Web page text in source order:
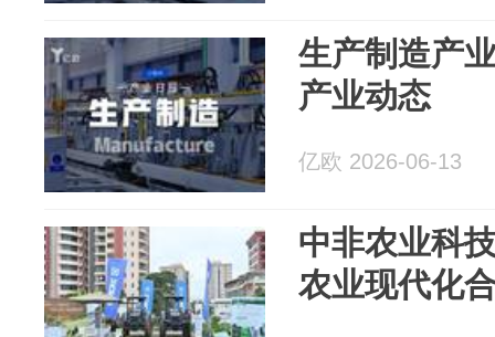
生产制造产
产业动态
亿欧 2026-06-13
中非农业科
农业现代化